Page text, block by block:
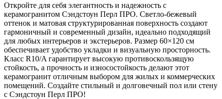
Откройте для себя элегантность и надежность с
керамогранитом Сэндстоун Перл ПРО. Светло-бежевый
оттенок и матовая структурированная поверхность создают
гармоничный и современный дизайн, идеально подходящий
для любых интерьеров и экстерьеров. Размер 60×120 см
обеспечивает удобство укладки и визуальную просторность.
Класс R10/A гарантирует высокую противоскользящую
стойкость, а прочность и износостойкость делают этот
керамогранит отличным выбором для жилых и коммерческих
помещений. Создайте стильный и долговечный пол или стену
с Сэндстоун Перл ПРО!